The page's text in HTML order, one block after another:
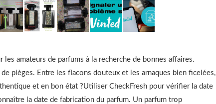
amateurs de parfums à la recherche de bonnes affaires.
pièges. Entre les flacons douteux et les arnaques bien ficelées,
et en bon état ?Utiliser CheckFresh pour vérifier la date
la date de fabrication du parfum. Un parfum trop